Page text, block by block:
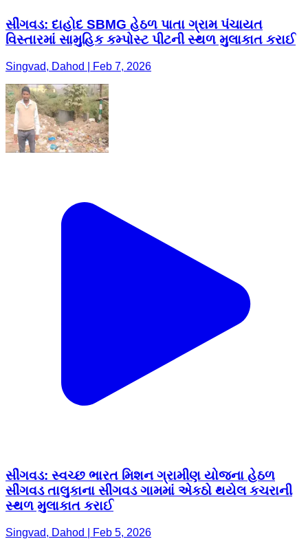
સીંગવડ: દાહોદ SBMG હેઠળ પાતા ગ્રામ પંચાયત
વિસ્તારમાં સામુહિક કમ્પોસ્ટ પીટની સ્થળ મુલાકાત કરાઈ
Singvad, Dahod | Feb 7, 2026
સીંગવડ: સ્વચ્છ ભારત મિશન ગ્રામીણ યોજના હેઠળ
સીંગવડ તાલુકાના સીંગવડ ગામમાં એકઠો થયેલ કચરાની
સ્થળ મુલાકાત કરાઈ
Singvad, Dahod | Feb 5, 2026